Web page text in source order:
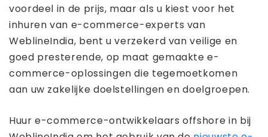
voordeel in de prijs, maar als u kiest voor het
inhuren van e-commerce-experts van
WeblineIndia, bent u verzekerd van veilige en
goed presterende, op maat gemaakte e-
commerce-oplossingen die tegemoetkomen
aan uw zakelijke doelstellingen en doelgroepen.
Huur e-commerce-ontwikkelaars offshore in bij